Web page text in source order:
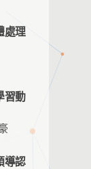
處理
習動
導認